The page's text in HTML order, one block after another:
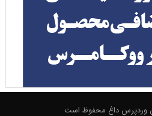
وردپرس داغ محفوظ است